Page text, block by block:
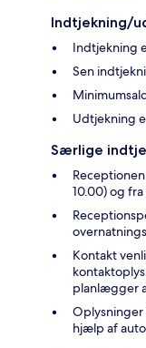
Indtjekning/
Indtjekning
Sen
Udtjekning
Særlige
10.00) og
Kontakt
planlægger
Oplysninger
hjælp af